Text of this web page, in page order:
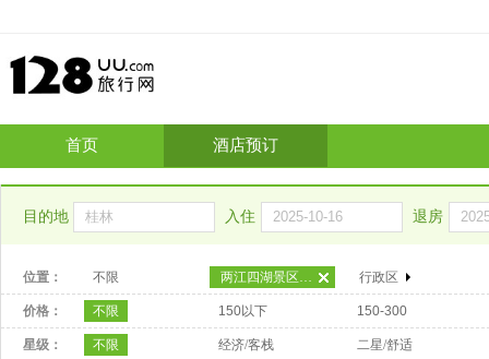
首页 酒店预订
目的地 入住 退房
位置： 不限 两江四湖景区-湖景区 行政区
价格： 不限 150以下 150-300
星级： 不限 经济/客栈 二星/舒适